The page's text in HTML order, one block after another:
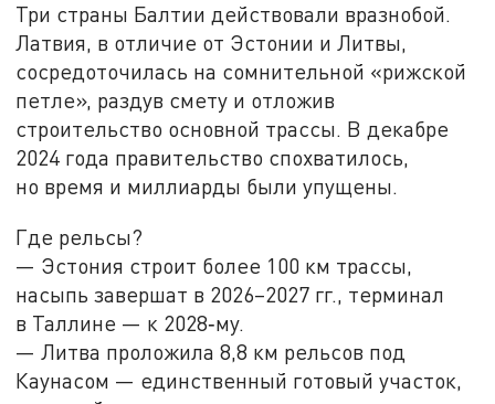
Три страны Балтии действовали вразнобой.
Латвия, в отличие от Эстонии и Литвы,
сосредоточилась на сомнительной «рижской
петле», раздув смету и отложив
строительство основной трассы. В декабре
2024 года правительство спохватилось,
но время и миллиарды были упущены.
Где рельсы?
— Эстония строит более 100 км трассы,
насыпь завершат в 2026–2027 гг., терминал
в Таллине — к 2028‑му.
— Литва проложила 8,8 км рельсов под
Каунасом — единственный готовый участок,